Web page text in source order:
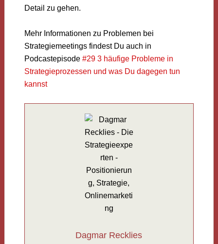
Detail zu gehen.
Mehr Informationen zu Problemen bei
Strategiemeetings findest Du auch in
Podcastepisode #29 3 häufige Probleme in
Strategieprozessen und was Du dagegen tun
kannst
Dagmar Recklies